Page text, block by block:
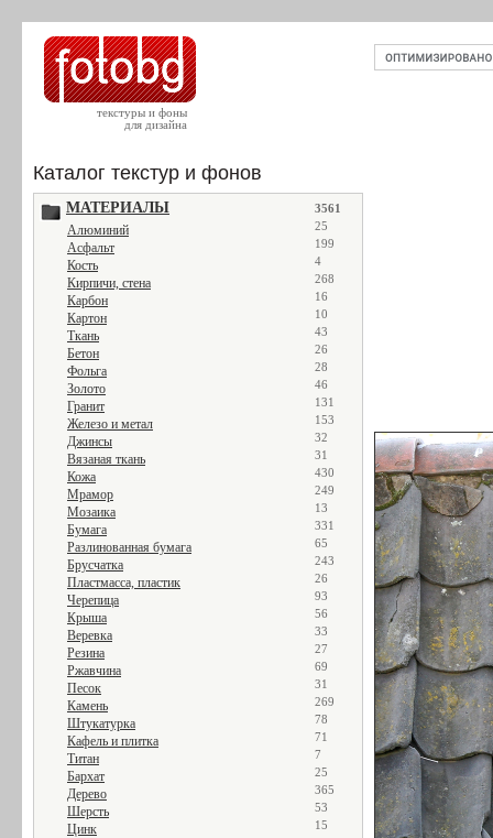
текстуры и фоны
для дизайна
Каталог текстур и фонов
МАТЕРИАЛЫ 3561
Алюминий 25
Асфальт 199
Кость 4
Кирпичи, стена 268
Карбон 16
Картон 10
Ткань 43
Бетон 26
Фольга 28
Золото 46
Гранит 131
Железо и метал 153
Джинсы 32
Вязаная ткань 31
Кожа 430
Мрамор 249
Мозаика 13
Бумага 331
Разлинованная бумага 65
Брусчатка 243
Пластмасса, пластик 26
Черепица 93
Крыша 56
Веревка 33
Резина 27
Ржавчина 69
Песок 31
Камень 269
Штукатурка 78
Кафель и плитка 71
Титан 7
Бархат 25
Дерево 365
Шерсть 53
Цинк 15